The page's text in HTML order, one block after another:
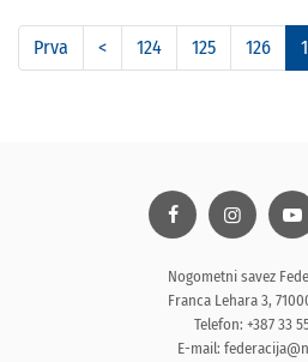
Prva < 124 125 126
Nogometni savez
Franca Lehara 3,
Telefon: +387 33
E-mail: